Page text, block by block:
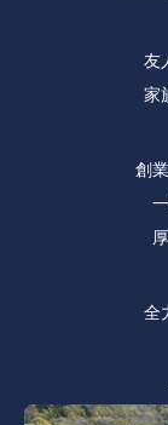
友
家
創
全